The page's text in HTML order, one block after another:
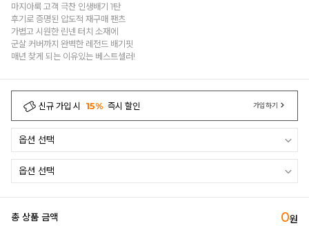
마지아룩 고객 극찬 인생배기 1탄
후기로 증명된 압도적 재구매 팬츠
가볍고 시원한 린넨 터치 소재에
군살 커버까지 완벽한 레전드 배기핏
매년 찾게 되는 이유있는 베스트셀러!
신규 가입 시 15% 즉시 할인 가입하기
총 상품 금액 0원